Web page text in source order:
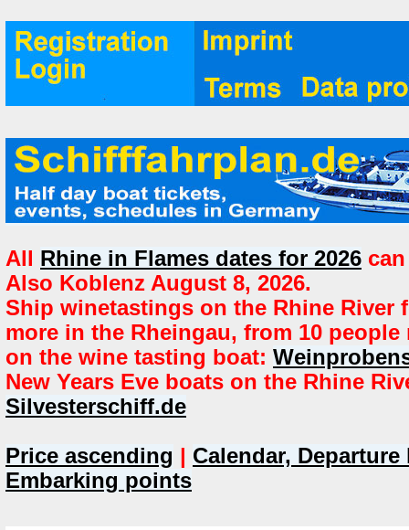
All Rhine in Flames dates for 2026
Also Koblenz August 8, 2026.
Ship winetastings on the Rhine River
more in the Rheingau, from 10 people
on the wine tasting boat:
New Years Eve boats on the Rhine
Silvesterschiff.de
Price ascending | Calendar,
Embarking points